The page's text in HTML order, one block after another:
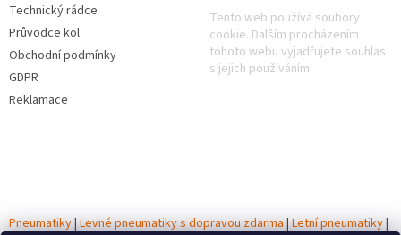
Technický rádce
Průvodce kol
Obchodní podmínky
GDPR
Reklamace
Tento web používá soubory
cookie. Dalším procházením
tohoto webu vyjadřujete souhlas
s jejich používáním.
Pneumatiky|Levné pneumatiky s dopravou zdarma|Letní pneumatiky|